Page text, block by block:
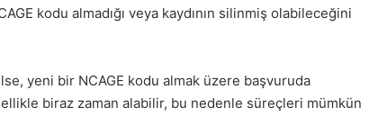
kodu almadığı veya kaydının silinmiş olabileceğini
yeni bir NCAGE kodu almak üzere başvuruda
biraz zaman alabilir, bu nedenle süreçleri mümkün